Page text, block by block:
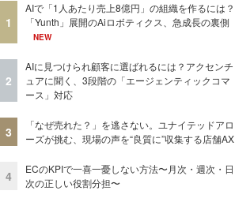
1
AIで「1人あたり売上8億円」の組織を作るには？
「Yunth」展開のAiロボティクス、急成長の裏側
NEW
2
AIに見つけられ顧客に選ばれるには？アクセンチ
ュアに聞く、3段階の「エージェンティックコマ
ース」対応
3
「なぜ売れた？」を逃さない。ユナイテッドアロ
ーズが挑む、現場の声を“良質に”収集する店舗AX
4
ECのKPIで一喜一憂しない方法〜月次・週次・日
次の正しい役割分担〜